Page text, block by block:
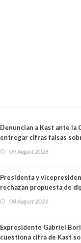
Denuncian a Kast ante la
entregar cifras falsas
09 August 2026
Presidenta y
rechazan propuesta de
"Constituye un camino
08 August 2026
Expresidente Gabriel
cuestiona cifra de Kast